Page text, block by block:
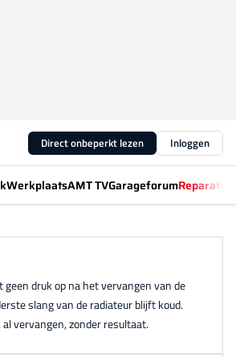
Direct onbeperkt lezen Inloggen
WerkplaatsAMT TVGarageforum
druk op na het vervangen van de
slang van de radiateur blijft koud.
vervangen, zonder resultaat.